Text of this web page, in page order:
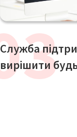
Служба
вирішити